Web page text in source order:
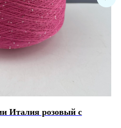
Италия розовый с
2 нитей